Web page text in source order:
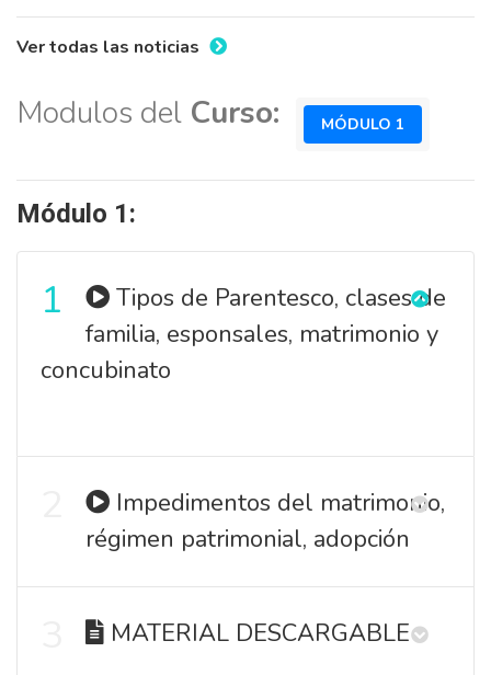
Ver todas las noticias
Modulos del Curso: MÓDULO 1
Módulo 1:
1
familia, esponsales, matrimonio y
concubinato
régimen patrimonial, adopción
MATERIAL DESCARGABLE